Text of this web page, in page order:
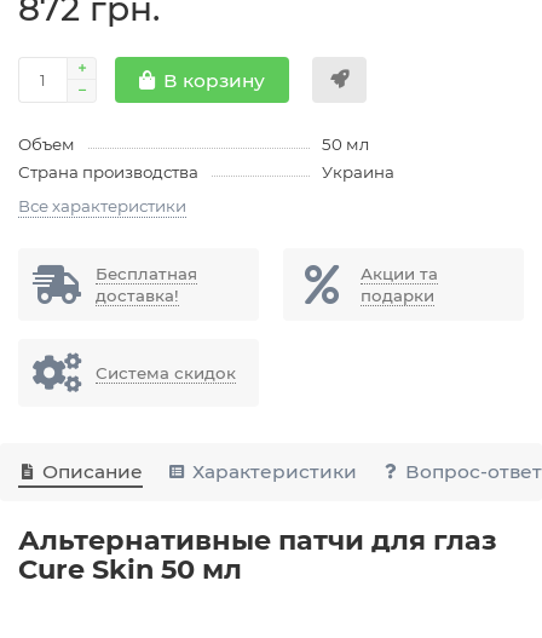
872 грн.
В корзину
Объем
50 мл
Страна производства
Украина
Все характеристики
Бесплатная
доставка!
Акции та
подарки
Система скидок
Описание Характеристики Вопрос-ответ
Альтернативные патчи для глаз
Cure Skin 50 мл